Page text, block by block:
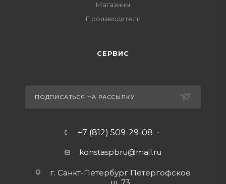
Магазины
Производители
СЕРВИС
ПОДПИСАТЬСЯ НА РАССЫЛКУ
+7 (812) 509-29-08
konstaspbru@mail.ru
г. Санкт-Петербург Петергофское